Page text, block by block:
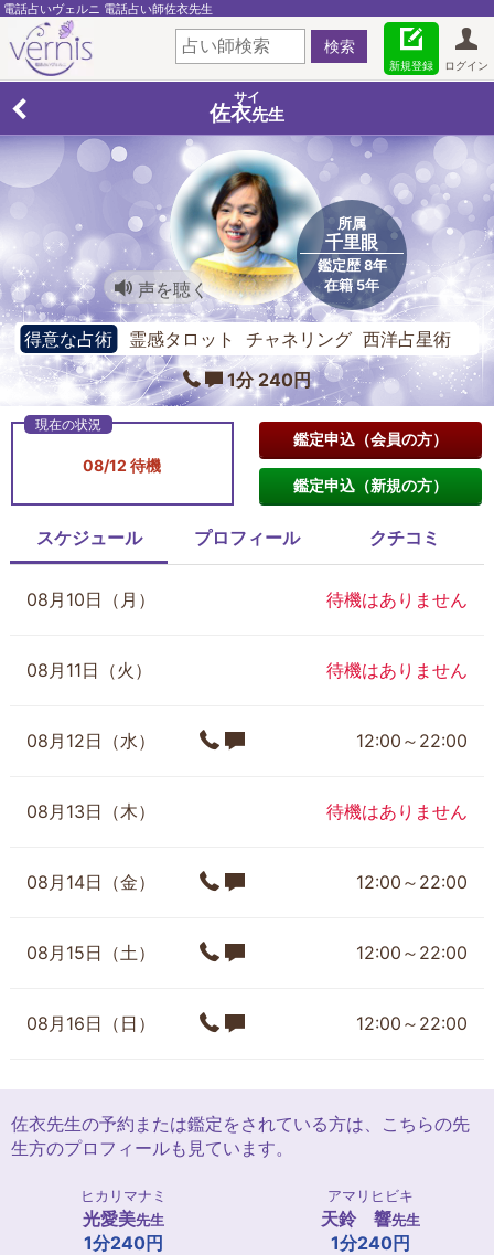
電話占いヴェルニ 電話占い師佐衣先生
ログイン
新規登録
サイ
佐衣先生
所属
千里眼
鑑定歴 8年
在籍 5年
声を聴く
得意な占術
霊感タロット チャネリング 西洋占星術
1分 240円
08/12 待機
鑑定申込（会員の方）
鑑定申込（新規の方）
スケジュール プロフィール クチコミ
08月10日（月） 待機はありません
08月11日（火） 待機はありません
08月12日（水） 12:00～22:00
08月13日（木） 待機はありません
08月14日（金） 12:00～22:00
08月15日（土） 12:00～22:00
08月16日（日） 12:00～22:00
佐衣先生の予約または鑑定をされている方は、こちらの先
生方のプロフィールも見ています。
ヒカリマナミ
光愛美先生
1分240円
アマリヒビキ
天鈴 響先生
1分240円